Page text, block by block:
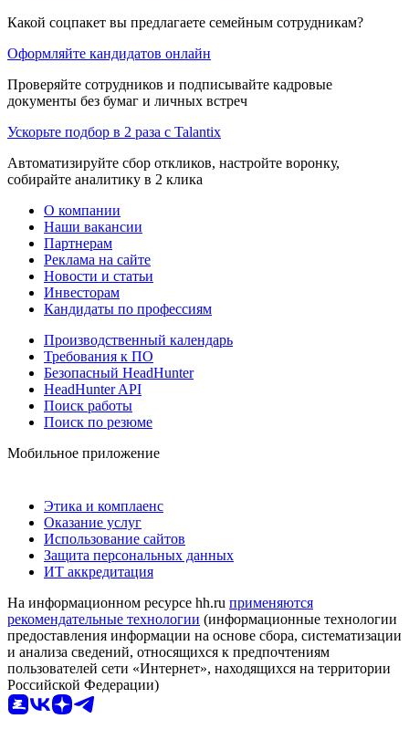
Какой соцпакет вы предлагаете семейным сотрудникам?
Оформляйте кандидатов онлайн
Проверяйте сотрудников и подписывайте кадровые
документы без бумаг и личных встреч
Ускорьте подбор в 2 раза с Talantix
Автоматизируйте сбор откликов, настройте воронку,
собирайте аналитику в 2 клика
О компании
Наши вакансии
Партнерам
Реклама на сайте
Новости и статьи
Инвесторам
Кандидаты по профессиям
Производственный календарь
Требования к ПО
Безопасный HeadHunter
HeadHunter API
Поиск работы
Поиск по резюме
Мобильное приложение
Этика и комплаенс
Оказание услуг
Использование сайтов
Защита персональных данных
ИТ аккредитация
На информационном ресурсе hh.ru применяются
рекомендательные технологии (информационные технологии
предоставления информации на основе сбора, систематизации
и анализа сведений, относящихся к предпочтениям
пользователей сети «Интернет», находящихся на территории
Российской Федерации)